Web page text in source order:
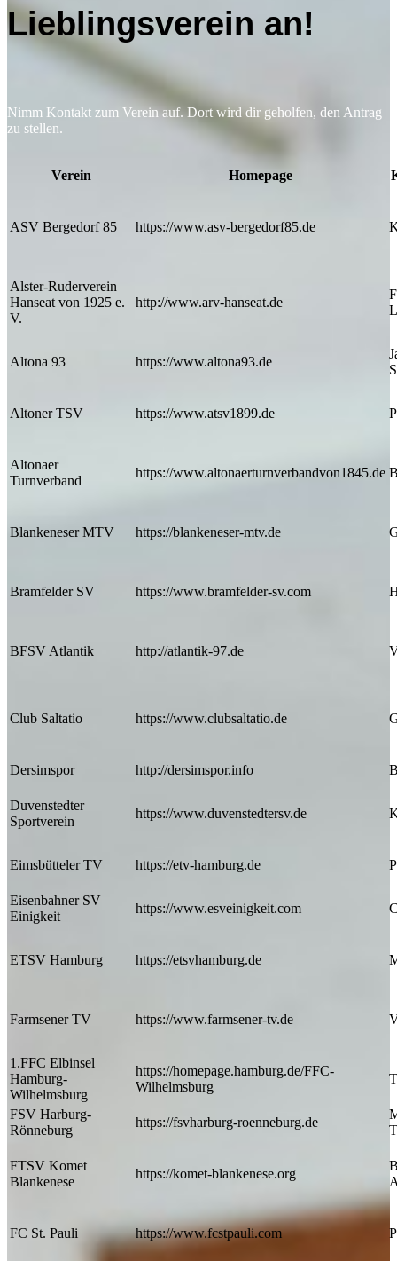
Lieblingsverein an!
Nimm Kontakt zum Verein auf. Dort wird dir geholfen, den Antrag
zu stellen.
Verein Homepage
ASV Bergedorf 85 https://www.asv-bergedorf85.de
Alster-Ruderverein
Hanseat von 1925 e.
V.
http://www.arv-hanseat.de
Altona 93 https://www.altona93.de
Altoner TSV https://www.atsv1899.de
Altonaer
Turnverband
https://www.altonaerturnverbandvon1845.de
Blankeneser MTV https://blankeneser-mtv.de
Bramfelder SV https://www.bramfelder-sv.com
BFSV Atlantik http://atlantik-97.de
Club Saltatio https://www.clubsaltatio.de
Dersimspor http://dersimspor.info
Duvenstedter
Sportverein
https://www.duvenstedtersv.de
Eimsbütteler TV https://etv-hamburg.de
Eisenbahner SV
Einigkeit
https://www.esveinigkeit.com
ETSV Hamburg https://etsvhamburg.de
Farmsener TV https://www.farmsener-tv.de
1.FFC Elbinsel
Hamburg-
Wilhelmsburg
https://homepage.hamburg.de/FFC-
Wilhelmsburg
FSV Harburg-
Rönneburg
https://fsvharburg-roenneburg.de
FTSV Komet
Blankenese
https://komet-blankenese.org
FC St. Pauli https://www.fcstpauli.com